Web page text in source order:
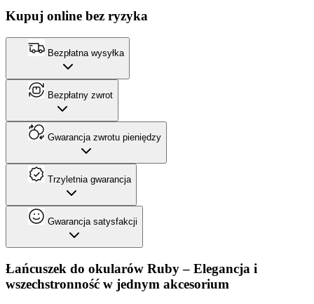
Kupuj online bez ryzyka
Bezpłatna wysyłka
Bezpłatny zwrot
Gwarancja zwrotu pieniędzy
Trzyletnia gwarancja
Gwarancja satysfakcji
Łańcuszek do okularów Ruby – Elegancja i
wszechstronność w jednym akcesorium